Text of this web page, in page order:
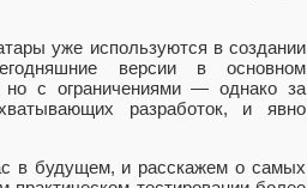
уже используются в создании
версии в основном
но с ограничениями — однако за
разработок, и явно
в будущем, и расскажем о самых